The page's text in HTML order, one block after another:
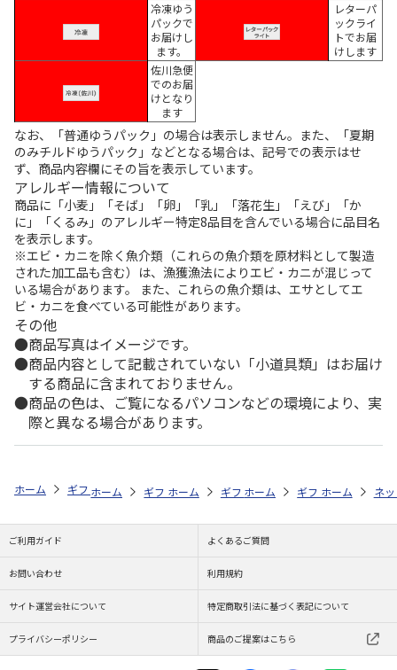
冷凍ゆう
パックで
お届けし
ます。
レターパ
ックライ
トでお届
けします
佐川急便
でのお届
けとなり
ます
なお、「普通ゆうパック」の場合は表示しません。また、「夏期
のみチルドゆうパック」などとなる場合は、記号での表示はせ
ず、商品内容欄にその旨を表示しています。
アレルギー情報について
商品に「小麦」「そば」「卵」「乳」「落花生」「えび」「か
に」「くるみ」のアレルギー特定8品目を含んでいる場合に品目名
を表示します。
※エビ・カニを除く魚介類（これらの魚介類を原材料として製造
された加工品も含む）は、漁獲漁法によりエビ・カニが混じって
いる場合があります。 また、これらの魚介類は、エサとしてエ
ビ・カニを食べている可能性があります。
その他
商品写真はイメージです。
商品内容として記載されていない「小道具類」はお届け
する商品に含まれておりません。
商品の色は、ご覧になるパソコンなどの環境により、実
際と異なる場合があります。
ホーム ギフトストア お中元・夏ギフト特集 2026 お菓子・スイーツ
ホーム ギフトストア お中元・夏ギフト特集 2026
ホーム ギフトストア お中元・夏ギフト
ホーム ギフトストア お
ホーム ネ
ご利用ガイド よくあるご質問
お問い合わせ 利用規約
サイト運営会社について 特定商取引法に基づく表記について
プライバシーポリシー 商品のご提案はこちら